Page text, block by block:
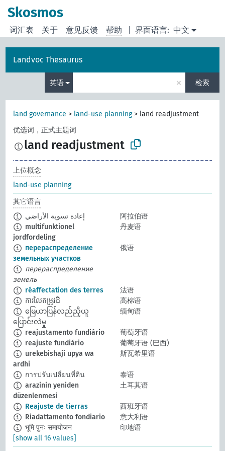
Skosmos
界面语言: 中文
词汇表 关于 意见反馈 帮助
Landvoc Thesaurus
英语 × 检索
land governance > land-use planning> land readjustment
优选词，正式主题词
land readjustment
上位概念
land-use planning
其它语言
إعادة تسوية الأراضي
阿拉伯语
multifunktionel
jordfordeling
丹麦语
перераспределение
земельных участков
俄语
перераспределение
земель
réaffectation des terres
法语
ការលៃតម្រូវដី
高棉语
မြေယာပြန်လည်ညှိယူ
ပြောင်းလဲမှု
缅甸语
reajustamento fundiário
葡萄牙语
reajuste fundiário
葡萄牙语 (巴西)
urekebishaji upya wa
ardhi
斯瓦希里语
การปรับเปลี่ยนที่ดิน
泰语
arazinin yeniden
düzenlenmesi
土耳其语
Reajuste de tierras
西班牙语
Riadattamento fondiario
意大利语
भूमि पुनः समायोजन
印地语
[show all 16 values]